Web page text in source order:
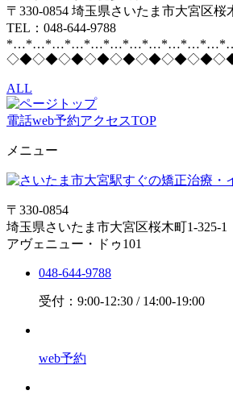
〒330-0854 埼玉県さいたま市大宮区桜
TEL：048-644-9788
ALL
電話web予約アクセスTOP
メニュー
〒330-0854
埼玉県さいたま市大宮区桜木町1-325-1
アヴェニュー・ドゥ101
048-644-9788
受付：9:00-12:30 / 14:00-19:00
web予約